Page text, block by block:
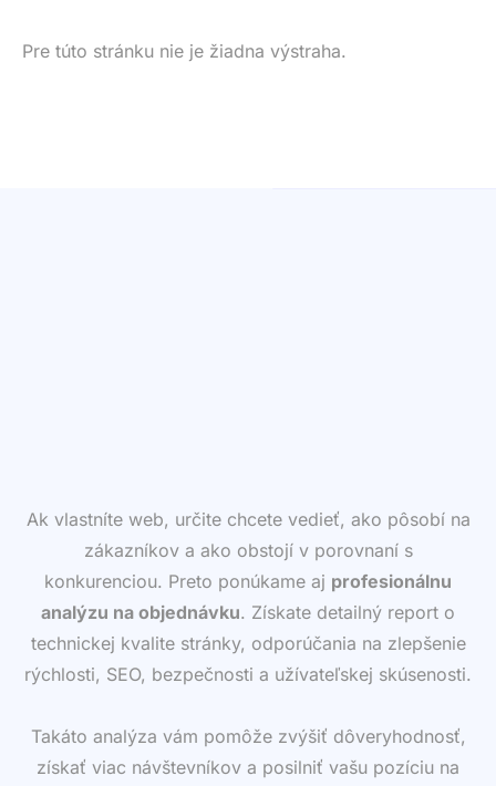
Pre túto stránku nie je žiadna výstraha.
Ak vlastníte web, určite chcete vedieť, ako pôsobí na
zákazníkov a ako obstojí v porovnaní s
konkurenciou. Preto ponúkame aj profesionálnu
analýzu na objednávku. Získate detailný report o
technickej kvalite stránky, odporúčania na zlepšenie
rýchlosti, SEO, bezpečnosti a užívateľskej skúsenosti.
Takáto analýza vám pomôže zvýšiť dôveryhodnosť,
získať viac návštevníkov a posilniť vašu pozíciu na